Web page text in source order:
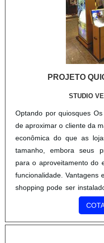
PROJETO
STUDIO
Optando por quiosques
de aproximar o cliente da
econômica do que as
tamanho, embora seus
para o aproveitamento do
funcionalidade. Vantagens
shopping pode ser
mas também em feiras e